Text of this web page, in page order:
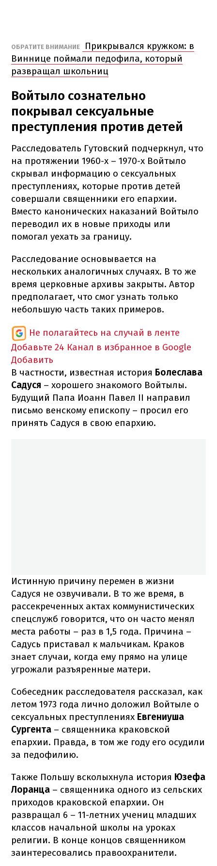
ОБРАТИТЕ ВНИМАНИЕ
Прикрывался кружком: в
Виннице поймали педофила, который
развращал школьниц
Войтыло сознательно
покрывал сексуальные
преступления против детей
Расследователь Гутовский подчеркнул, что
на протяжении 1960-х – 1970-х Войтыло
скрывал информацию о сексуальных
преступлениях, которые против детей
совершали священники его епархии.
Вместо канонических наказаний Войтыло
переводил их в новые приходы или
помогал уехать за границу.
Расследование основывается на
нескольких аналогичных случаях. В то же
время церковные архивы закрыты. Автор
предполагает, что смог узнать только
небольшую часть таких примеров.
Не полагайтесь на случай в ленте
Добавьте 24 Канал в избранное в Google
Добавить
В частности, известная история Болеслава
Садуся – хорошего знакомого Войтылы.
Будущий Папа Иоанн Павел II направил
письмо венскому епископу – просил его
принять Садуся в свою епархию.
Истинную причину перемен в жизни
Садуся не озвучивали. В то же время, в
рассекреченных актах коммунистических
спецслужб говорится, что он часто менял
места работы – раз в 1,5 года. Причина –
Садусь приставал к мальчикам. Краков
знает случаи, когда ему прямо на улице
угрожали разъяренные матери.
Собеседник расследователя рассказал, как
летом 1973 года лично доложил Войтыле о
сексуальных преступлениях Евгениуша
Сургента – священника краковской
епархии. Правда, в том же году его осудили
за педофилию.
Также Польшу всколыхнула история Юзефа
Лоранца – священника одного из сельских
приходов краковской епархии. Он
развращал 6 – 11-летних учениц младших
классов начальной школы на уроках
религии. В конце концов священником
заинтересовались правоохранители.